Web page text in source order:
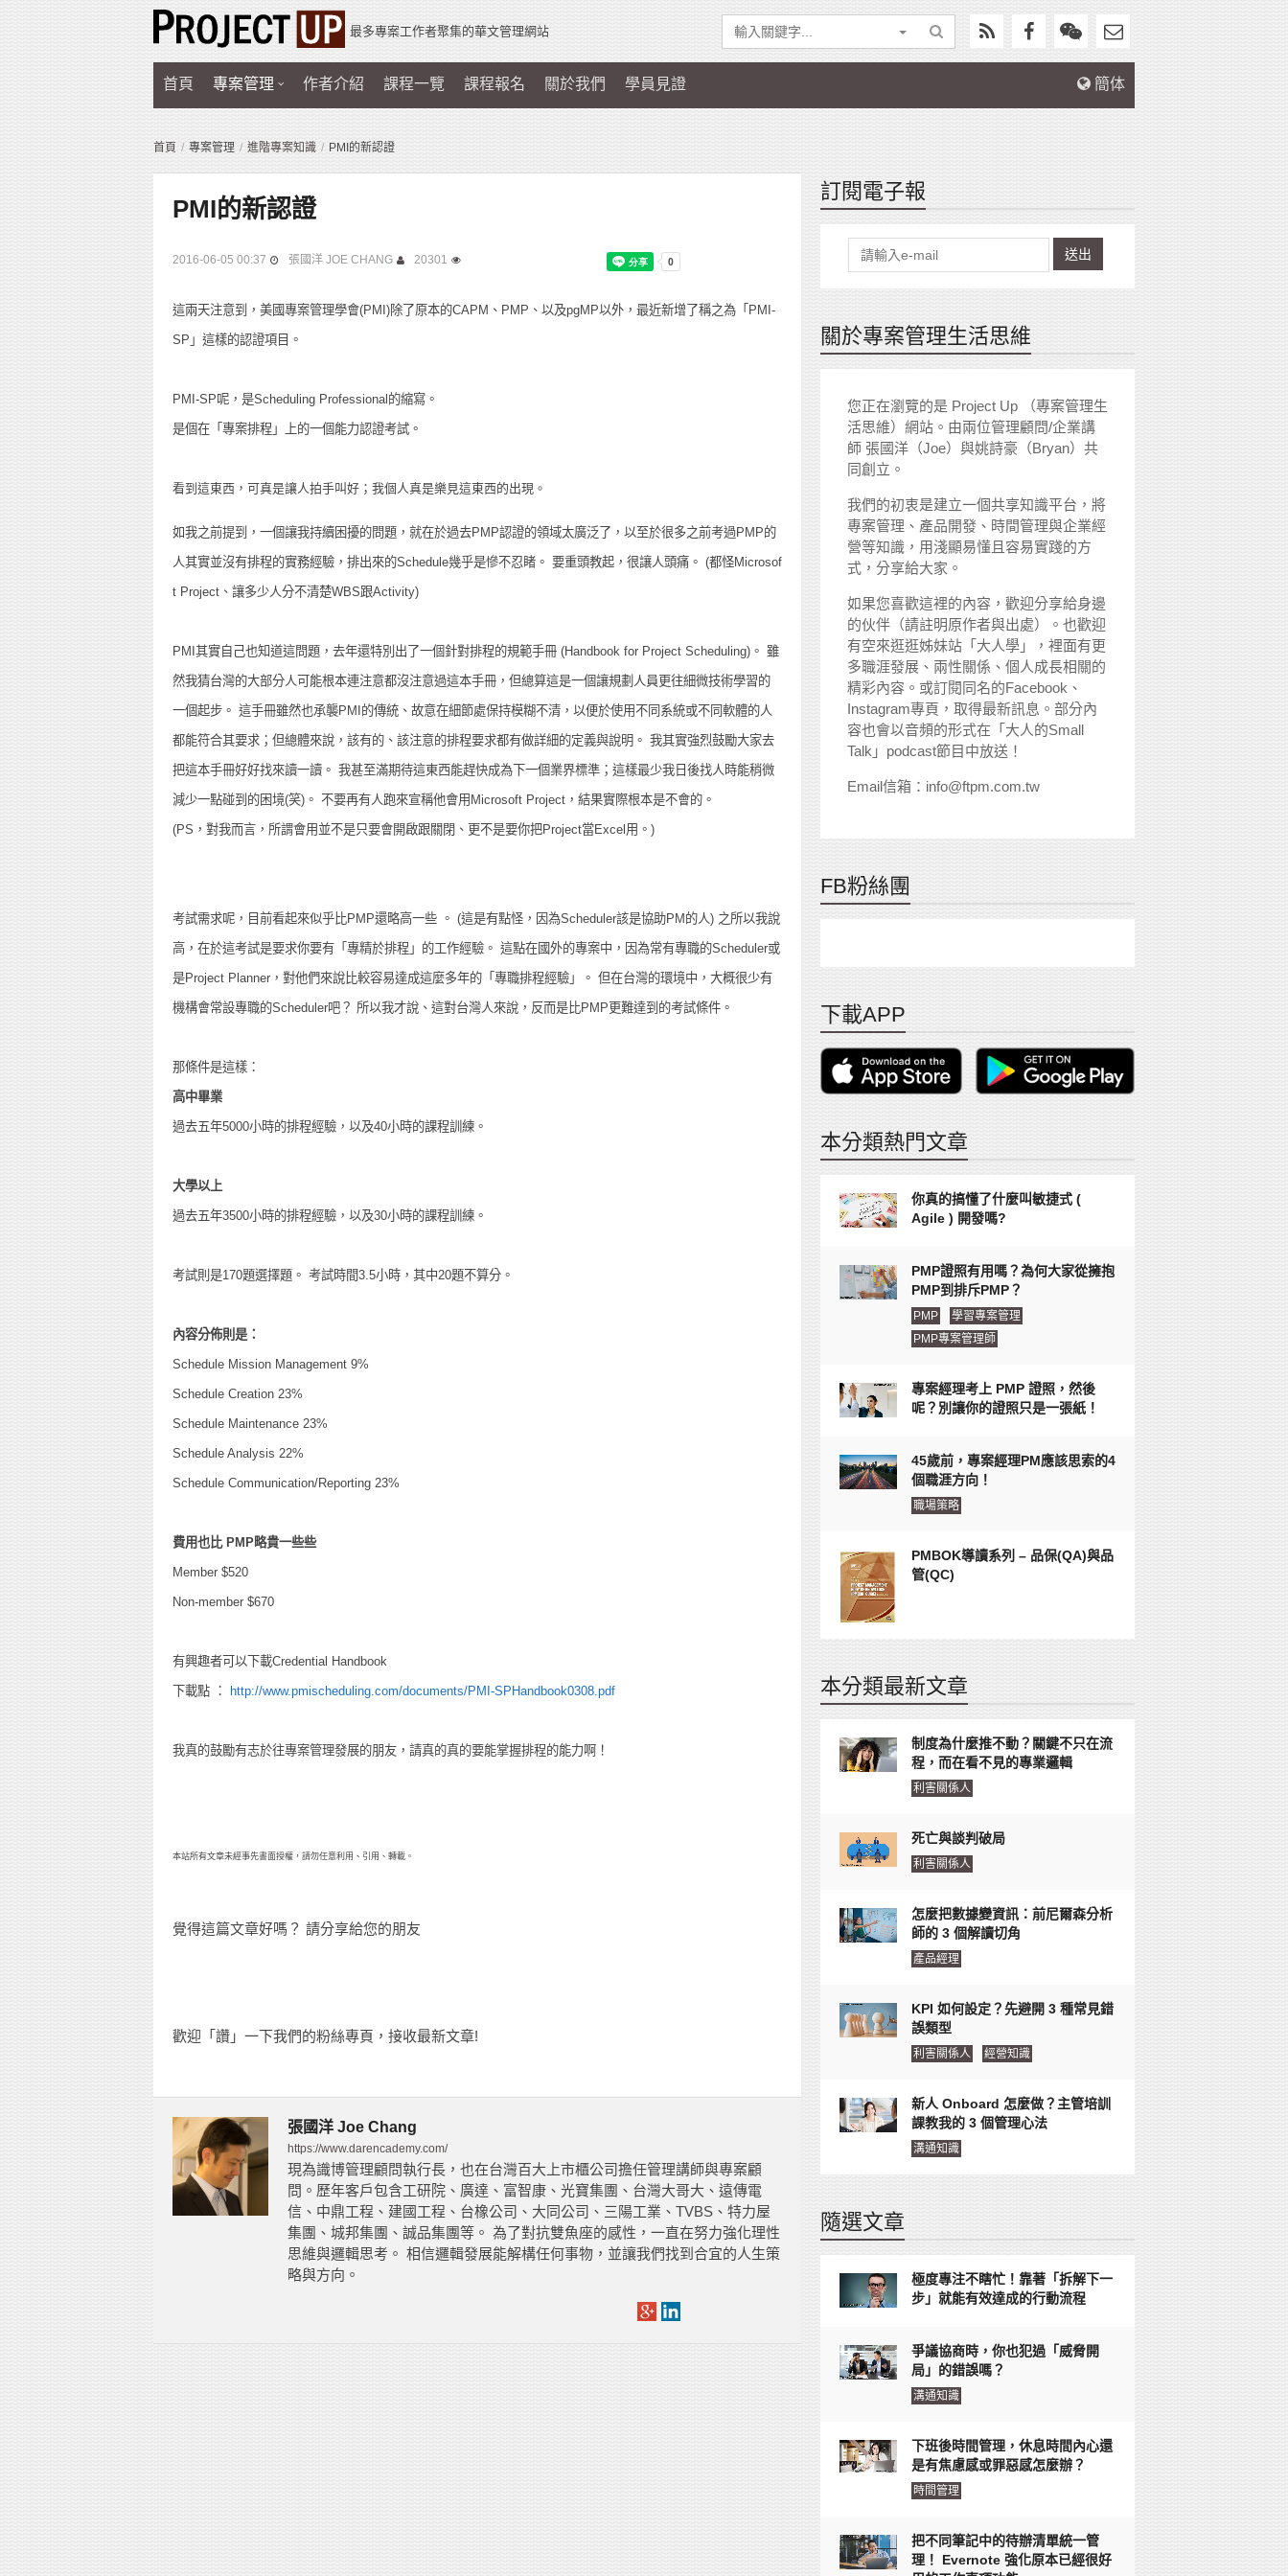
最多專案工作者聚集的華文管理網站
首頁 專案管理 作者介紹 課程一覽 課程報名 關於我們 學員見證 簡体
首頁 專案管理 進階專案知識 PMI的新認證
PMI的新認證
2016-06-05 00:37 張國洋 JOE CHANG 20301
這兩天注意到，美國專案管理學會(PMI)除了原本的CAPM、PMP、以及pgMP以外，最近新增了稱之為「PMI-
SP」這樣的認證項目。
PMI-SP呢，是Scheduling Professional的縮寫。
是個在「專案排程」上的一個能力認證考試。
看到這東西，可真是讓人拍手叫好；我個人真是樂見這東西的出現。
如我之前提到，一個讓我持續困擾的問題，就在於過去PMP認證的領域太廣泛了，以至於很多之前考過PMP的
人其實並沒有排程的實務經驗，排出來的Schedule幾乎是慘不忍睹。 要重頭教起，很讓人頭痛。 (都怪Microsof
t Project、讓多少人分不清楚WBS跟Activity)
PMI其實自己也知道這問題，去年還特別出了一個針對排程的規範手冊 (Handbook for Project Scheduling)。 雖
然我猜台灣的大部分人可能根本連注意都沒注意過這本手冊，但總算這是一個讓規劃人員更往細微技術學習的
一個起步。 這手冊雖然也承襲PMI的傳統、故意在細節處保持模糊不清，以便於使用不同系統或不同軟體的人
都能符合其要求；但總體來說，該有的、該注意的排程要求都有做詳細的定義與說明。 我其實強烈鼓勵大家去
把這本手冊好好找來讀一讀。 我甚至滿期待這東西能趕快成為下一個業界標準；這樣最少我日後找人時能稍微
減少一點碰到的困境(笑)。 不要再有人跑來宣稱他會用Microsoft Project，結果實際根本是不會的。
(PS，對我而言，所謂會用並不是只要會開啟跟關閉、更不是要你把Project當Excel用。)
考試需求呢，目前看起來似乎比PMP還略高一些 。 (這是有點怪，因為Scheduler該是協助PM的人) 之所以我說
高，在於這考試是要求你要有「專精於排程」的工作經驗。 這點在國外的專案中，因為常有專職的Scheduler或
是Project Planner，對他們來說比較容易達成這麼多年的「專職排程經驗」。 但在台灣的環境中，大概很少有
機構會常設專職的Scheduler吧？ 所以我才說、這對台灣人來說，反而是比PMP更難達到的考試條件。
那條件是這樣：
高中畢業
過去五年5000小時的排程經驗，以及40小時的課程訓練。
大學以上
過去五年3500小時的排程經驗，以及30小時的課程訓練。
考試則是170題選擇題。 考試時間3.5小時，其中20題不算分。
內容分佈則是：
Schedule Mission Management 9%
Schedule Creation 23%
Schedule Maintenance 23%
Schedule Analysis 22%
Schedule Communication/Reporting 23%
費用也比 PMP略貴一些些
Member $520
Non-member $670
有興趣者可以下載Credential Handbook
下載點 ： http://www.pmischeduling.com/documents/PMI-SPHandbook0308.pdf
我真的鼓勵有志於往專案管理發展的朋友，請真的真的要能掌握排程的能力啊！
本站所有文章未經事先書面授權，請勿任意利用、引用、轉載。
覺得這篇文章好嗎？ 請分享給您的朋友
歡迎「讚」一下我們的粉絲專頁，接收最新文章!
張國洋 Joe Chang
https://www.darencademy.com/
現為識博管理顧問執行長，也在台灣百大上市櫃公司擔任管理講師與專案顧
問。歷年客戶包含工研院、廣達、富智康、光寶集團、台灣大哥大、遠傳電
信、中鼎工程、建國工程、台橡公司、大同公司、三陽工業、TVBS、特力屋
集團、城邦集團、誠品集團等。 為了對抗雙魚座的感性，一直在努力強化理性
思維與邏輯思考。 相信邏輯發展能解構任何事物，並讓我們找到合宜的人生策
略與方向。
訂閱電子報
送出
關於專案管理生活思維
您正在瀏覽的是 Project Up （專案管理生
活思維）網站。由兩位管理顧問/企業講
師 張國洋（Joe）與姚詩豪（Bryan）共
同創立。
我們的初衷是建立一個共享知識平台，將
專案管理、產品開發、時間管理與企業經
營等知識，用淺顯易懂且容易實踐的方
式，分享給大家。
如果您喜歡這裡的內容，歡迎分享給身邊
的伙伴（請註明原作者與出處）。也歡迎
有空來逛逛姊妹站「大人學」，裡面有更
多職涯發展、兩性關係、個人成長相關的
精彩內容。或訂閱同名的Facebook、
Instagram專頁，取得最新訊息。部分內
容也會以音頻的形式在「大人的Small
Talk」podcast節目中放送！
Email信箱：info@ftpm.com.tw
FB粉絲團
下載APP
本分類熱門文章
你真的搞懂了什麼叫敏捷式 (
Agile ) 開發嗎?
PMP證照有用嗎？為何大家從擁抱
PMP到排斥PMP？
PMP
學習專案管理
PMP專案管理師
專案經理考上 PMP 證照，然後
呢？別讓你的證照只是一張紙！
45歲前，專案經理PM應該思索的4
個職涯方向！
職場策略
PMBOK導讀系列 – 品保(QA)與品
管(QC)
本分類最新文章
制度為什麼推不動？關鍵不只在流
程，而在看不見的專業邏輯
利害關係人
死亡與談判破局
利害關係人
怎麼把數據變資訊：前尼爾森分析
師的 3 個解讀切角
產品經理
KPI 如何設定？先避開 3 種常見錯
誤類型
利害關係人 經營知識
新人 Onboard 怎麼做？主管培訓
課教我的 3 個管理心法
溝通知識
隨選文章
極度專注不瞎忙！靠著「拆解下一
步」就能有效達成的行動流程
爭議協商時，你也犯過「威脅開
局」的錯誤嗎？
溝通知識
下班後時間管理，休息時間內心還
是有焦慮感或罪惡感怎麼辦？
時間管理
把不同筆記中的待辦清單統一管
理！ Evernote 強化原本已經很好